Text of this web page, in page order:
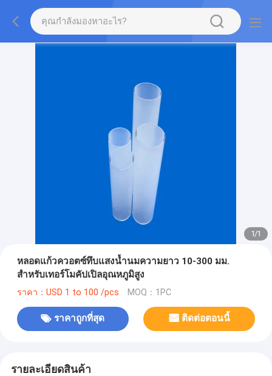
1/1
หลอดแก้วควอตซ์ทึบแสงน้ำนมความยาว 10-300 มม.
สำหรับเทอร์โมคัปเปิลอุณหภูมิสูง
ราคา：USD 1 to 100 /pcs MOQ：1PC
ราคาถูกที่สุด ติดต่อตอนนี้
รายละเอียดสินค้า